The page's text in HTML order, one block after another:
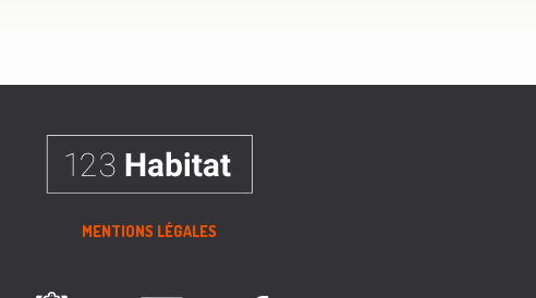
MENTIONS LÉGALES